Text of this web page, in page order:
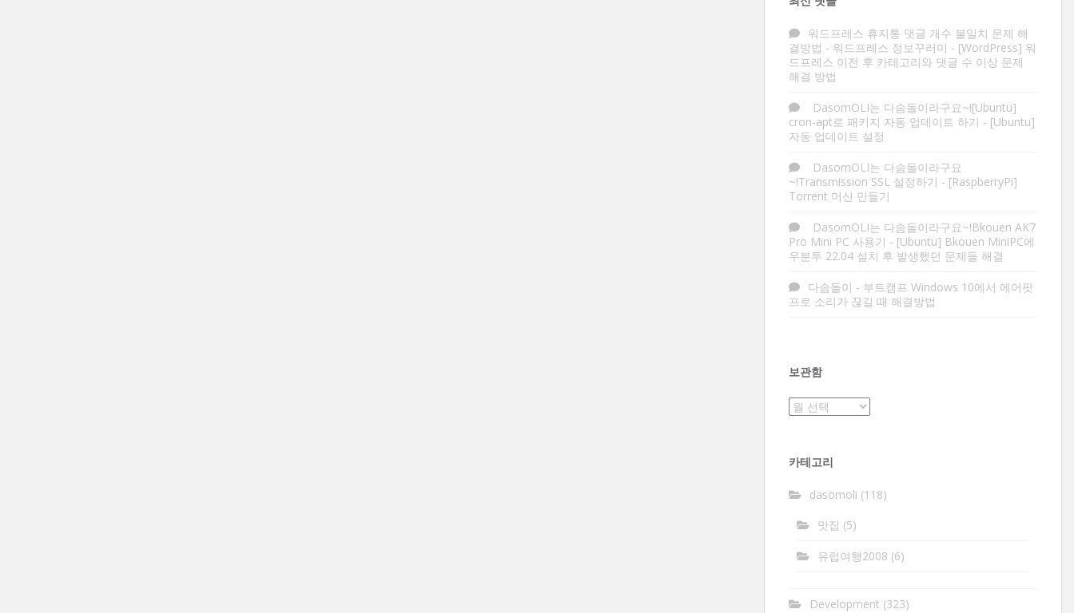
워드프레스 휴지통 댓글 개수 불일치 문제 해
결방법 - 워드프레스 정보꾸러미 - [WordPress] 워
드프레스 이전 후 카테고리와 댓글 수 이상 문제
해결 방법
DasomOLI는 다솜돌이라구요~![Ubuntu]
cron-apt로 패키지 자동 업데이트 하기 - [Ubuntu]
자동 업데이트 설정
DasomOLI는 다솜돌이라구요
~!Transmission SSL 설정하기 - [RaspberryPi]
Torrent 머신 만들기
DasomOLI는 다솜돌이라구요~!Bkouen AK7
Pro Mini PC 사용기 - [Ubuntu] Bkouen MiniPC에
우분투 22.04 설치 후 발생했던 문제들 해결
다솜돌이 - 부트캠프 Windows 10에서 에어팟
프로 소리가 끊길 때 해결방법
보관함
보
카테고리
dasomoli (118)
맛집 (5)
유럽여행2008 (6)
Development (323)